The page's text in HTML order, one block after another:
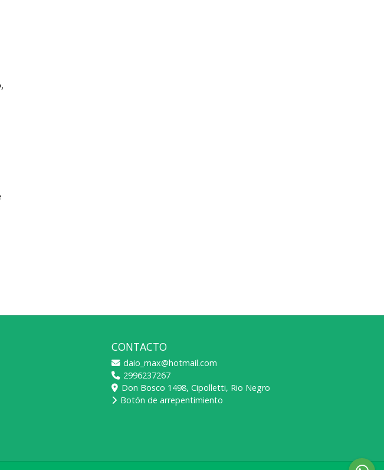
CONTACTO
daio_max@hotmail.com
2996237267
Don Bosco 1498, Cipolletti, Rio Negro
Botón de arrepentimiento